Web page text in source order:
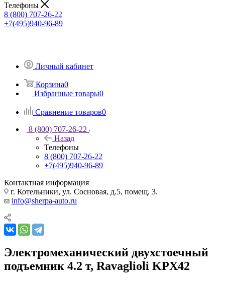
Телефоны
8 (800) 707-26-22
+7(495)940-96-89
Личный кабинет
Корзина0
Избранные товары0
Сравнение товаров0
8 (800) 707-26-22
Назад
Телефоны
8 (800) 707-26-22
+7(495)940-96-89
Контактная информация
г. Котельники, ул. Сосновая, д.5, помещ. 3.
info@sherpa-auto.ru
Электромеханический двухстоечный
подъемник 4.2 т, Ravaglioli KPX42